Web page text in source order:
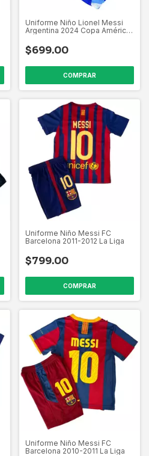
Uniforme Niño Lionel Messi
Argentina 2024 Copa América
$699.00
COMPRAR
Uniforme Niño Messi FC
Barcelona 2011-2012 La Liga
$799.00
COMPRAR
Uniforme Niño Messi FC
Barcelona 2010-2011 La Liga